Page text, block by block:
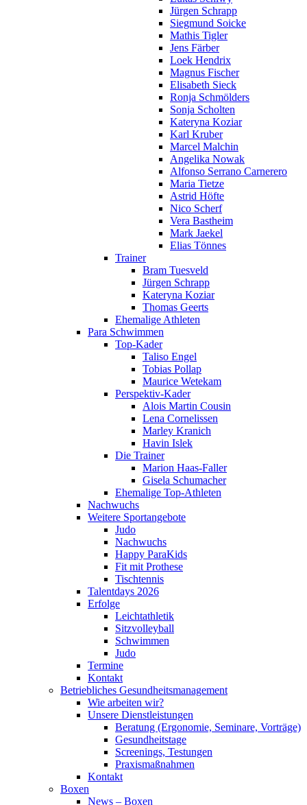
Jürgen Schrapp
Siegmund Soicke
Mathis Tigler
Jens Färber
Loek Hendrix
Magnus Fischer
Elisabeth Sieck
Ronja Schmölders
Sonja Scholten
Kateryna Koziar
Karl Kruber
Marcel Malchin
Angelika Nowak
Alfonso Serrano Carnerero
Maria Tietze
Astrid Höfte
Nico Scherf
Vera Bastheim
Mark Jaekel
Elias Tönnes
Trainer
Bram Tuesveld
Jürgen Schrapp
Kateryna Koziar
Thomas Geerts
Ehemalige Athleten
Para Schwimmen
Top-Kader
Taliso Engel
Tobias Pollap
Maurice Wetekam
Perspektiv-Kader
Alois Martin Cousin
Lena Cornelissen
Marley Kranich
Havin Islek
Die Trainer
Marion Haas-Faller
Gisela Schumacher
Ehemalige Top-Athleten
Nachwuchs
Weitere Sportangebote
Judo
Nachwuchs
Happy ParaKids
Fit mit Prothese
Tischtennis
Talentdays 2026
Erfolge
Leichtathletik
Sitzvolleyball
Schwimmen
Judo
Termine
Kontakt
Betriebliches Gesundheits­management
Wie arbeiten wir?
Unsere Dienstleistungen
Beratung (Ergonomie, Seminare, Vorträge)
Gesundheitstage
Screenings, Testungen
Praxismaßnahmen
Kontakt
Boxen
News – Boxen